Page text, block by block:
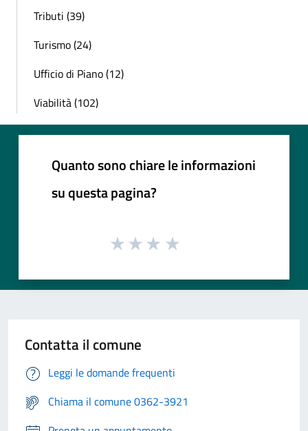
Tributi (39)
Turismo (24)
Ufficio di Piano (12)
Viabilità (102)
Quanto sono chiare le informazioni
su questa pagina?
Contatta il comune
Leggi le domande frequenti
Chiama il comune 0362-3921